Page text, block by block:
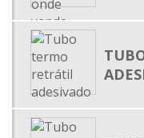
MALHA TRANÇADA
PRENSA CABO
TERMO RETRÁTIL MEDIA
TUBO ISOLANTE TERMO
TUBO PLÁSTICO TERMO